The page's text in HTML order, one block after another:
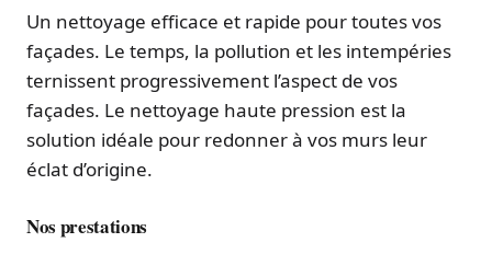
Un nettoyage efficace et rapide pour toutes vos
façades. Le temps, la pollution et les intempéries
ternissent progressivement l’aspect de vos
façades. Le nettoyage haute pression est la
solution idéale pour redonner à vos murs leur
éclat d’origine.
Nos prestations